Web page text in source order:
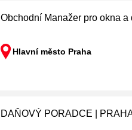
Obchodní Manažer pro okna a
Hlavní město Praha
DAŇOVÝ PORADCE |